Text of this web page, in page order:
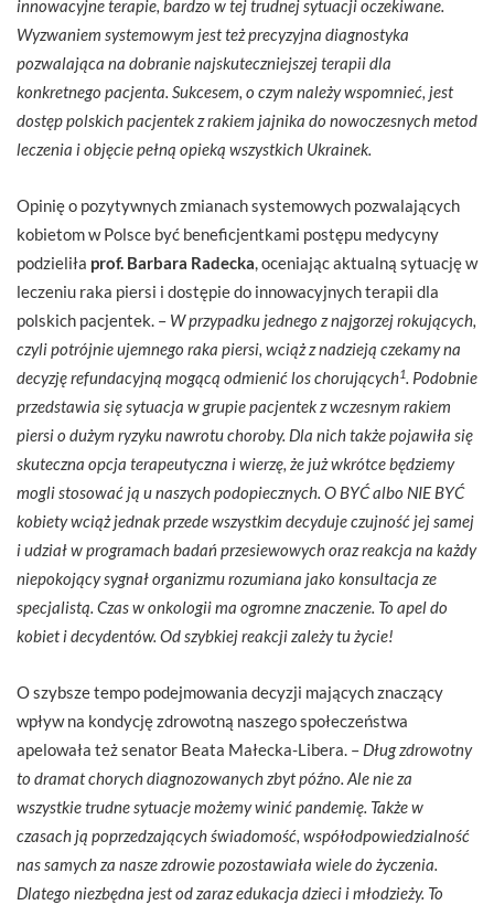
innowacyjne terapie, bardzo w tej trudnej sytuacji oczekiwane.
Wyzwaniem systemowym jest też precyzyjna diagnostyka
pozwalająca na dobranie najskuteczniejszej terapii dla
konkretnego pacjenta. Sukcesem, o czym należy wspomnieć, jest
dostęp polskich pacjentek z rakiem jajnika do nowoczesnych metod
leczenia i objęcie pełną opieką wszystkich Ukrainek.
Opinię o pozytywnych zmianach systemowych pozwalających
kobietom w Polsce być beneficjentkami postępu medycyny
podzieliła prof. Barbara Radecka, oceniając aktualną sytuację w
leczeniu raka piersi i dostępie do innowacyjnych terapii dla
polskich pacjentek. – W przypadku jednego z najgorzej rokujących,
czyli potrójnie ujemnego raka piersi, wciąż z nadzieją czekamy na
decyzję refundacyjną mogącą odmienić los chorujących1. Podobnie
przedstawia się sytuacja w grupie pacjentek z wczesnym rakiem
piersi o dużym ryzyku nawrotu choroby. Dla nich także pojawiła się
skuteczna opcja terapeutyczna i wierzę, że już wkrótce będziemy
mogli stosować ją u naszych podopiecznych. O BYĆ albo NIE BYĆ
kobiety wciąż jednak przede wszystkim decyduje czujność jej samej
i udział w programach badań przesiewowych oraz reakcja na każdy
niepokojący sygnał organizmu rozumiana jako konsultacja ze
specjalistą. Czas w onkologii ma ogromne znaczenie. To apel do
kobiet i decydentów. Od szybkiej reakcji zależy tu życie!
O szybsze tempo podejmowania decyzji mających znaczący
wpływ na kondycję zdrowotną naszego społeczeństwa
apelowała też senator Beata Małecka-Libera. – Dług zdrowotny
to dramat chorych diagnozowanych zbyt późno. Ale nie za
wszystkie trudne sytuacje możemy winić pandemię. Także w
czasach ją poprzedzających świadomość, współodpowiedzialność
nas samych za nasze zdrowie pozostawiała wiele do życzenia.
Dlatego niezbędna jest od zaraz edukacja dzieci i młodzieży. To